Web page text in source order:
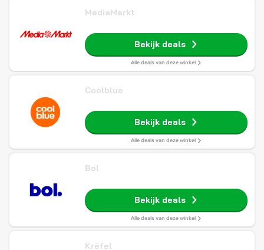
MediaMarkt
Bekijk deals
Alle deals van deze winkel
Coolblue
Bekijk deals
Alle deals van deze winkel
Bol
Bekijk deals
Alle deals van deze winkel
Krëfel